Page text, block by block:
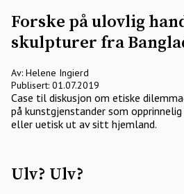
Forske på ulovlig
skulpturer fra
Av: Helene Ingierd
Publisert: 01.07.2019
Case til diskusjon om etiske
på kunstgjenstander som
eller uetisk ut av sitt hjemland.
Ulv? Ulv?